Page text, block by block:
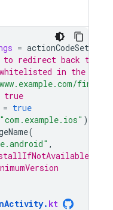
= actionCodeSettings
to redirect back to.
in the
true
= true
"com.example.ios" )
(
,
. kt